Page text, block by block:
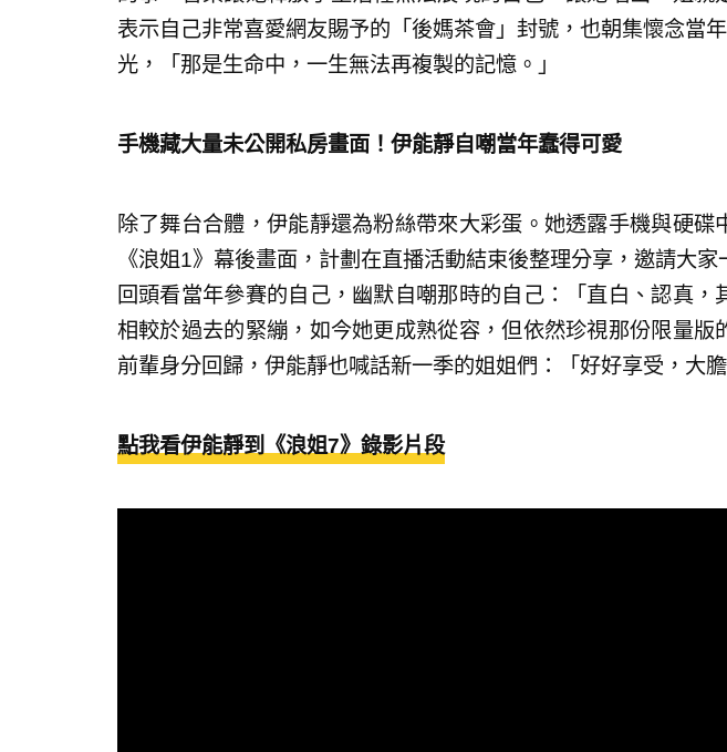
表示自己非常喜愛網友賜予的「後媽茶會」封號，也朝集懷念當
光，「那是生命中，一生無法再複製的記憶。」
手機藏大量未公開私房畫面！伊能靜自嘲當年蠢得可愛
除了舞台合體，伊能靜還為粉絲帶來大彩蛋。她透露手機與硬碟
《浪姐1》幕後畫面，計劃在直播活動結束後整理分享，邀請大
回頭看當年參賽的自己，幽默自嘲那時的自己：「直白、認真，
相較於過去的緊繃，如今她更成熟從容，但依然珍視那份限量版
前輩身分回歸，伊能靜也喊話新一季的姐姐們：「好好享受，大膽
點我看伊能靜到《浪姐7》錄影片段